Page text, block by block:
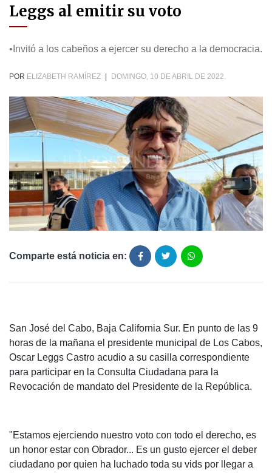
Leggs al emitir su voto
•Invitó a los cabeños a ejercer su derecho a la democracia.
POR ELIZABETH RAMÍREZ DOMINGO, 10 DE ABRIL DE 2022.
Comparte está noticia en:
San José del Cabo, Baja California Sur. En punto de las 9
horas de la mañana el presidente municipal de Los Cabos,
Oscar Leggs Castro acudio a su casilla correspondiente
para participar en la Consulta Ciudadana para la
Revocación de mandato del Presidente de la República.
"Estamos ejerciendo nuestro voto con todo el derecho, es
un honor estar con Obrador... Es un gusto ejercer el deber
ciudadano por quien ha luchado toda su vids por llegar a